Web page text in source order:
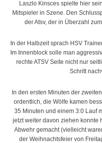
Laszlo Kinsces spielte hier
Mitspieler in Szene. Den
der Atsv, der in Überzahl
In der Halbzeit sprach HSV
Im Innenblock solle man
rechte ATSV Seite nicht nur
Schritt
In den ersten Minuten der
ordentlich, die Wölfe kamen
35 Minuten und einem 3:0 Lauf
jetzt weiter davon ziehen konnte
Abwehr gemacht (vielleicht
der Weihnachtsfeier von